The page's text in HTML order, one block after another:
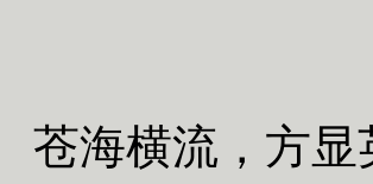
苍海横流，方